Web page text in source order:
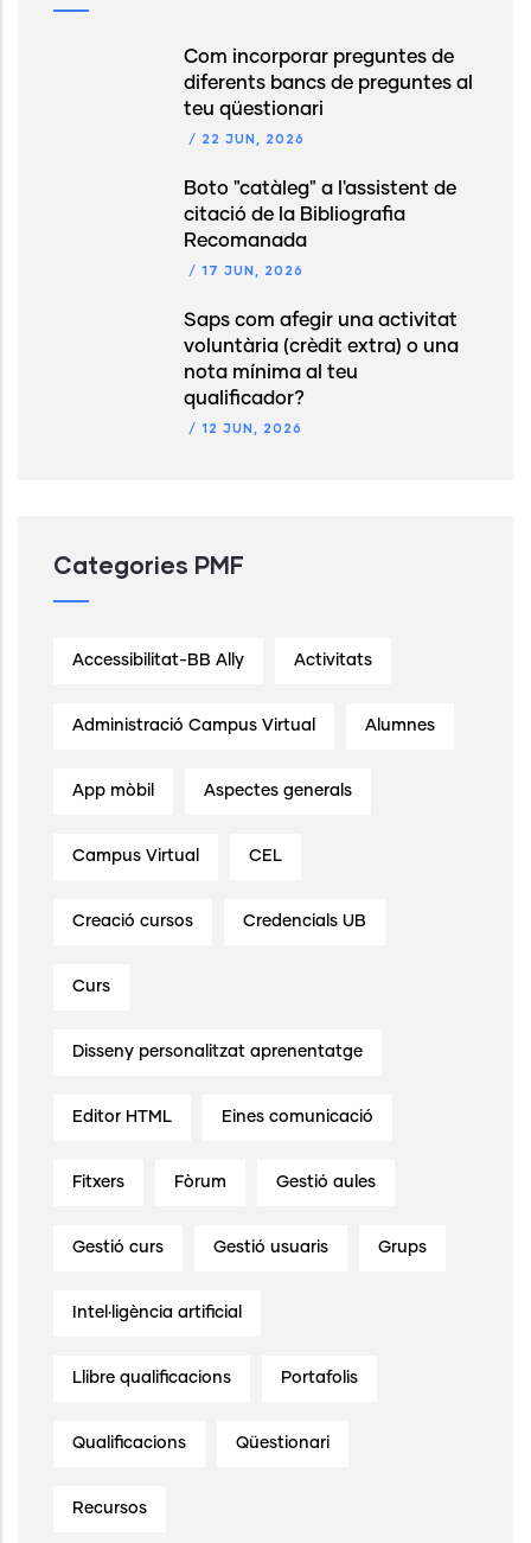
Com incorporar preguntes de
diferents bancs de preguntes al
teu qüestionari
/ 22 JUN, 2026
Boto "catàleg" a l'assistent de
citació de la Bibliografia
Recomanada
/ 17 JUN, 2026
Saps com afegir una activitat
voluntària (crèdit extra) o una
nota mínima al teu
qualificador?
/ 12 JUN, 2026
Categories PMF
Accessibilitat-BB Ally Activitats
Administració Campus Virtual Alumnes
App mòbil Aspectes generals
Campus Virtual CEL
Creació cursos Credencials UB
Curs
Disseny personalitzat aprenentatge
Editor HTML Eines comunicació
Fitxers Fòrum Gestió aules
Gestió curs Gestió usuaris Grups
Intel·ligència artificial
Llibre qualificacions Portafolis
Qualificacions Qüestionari
Recursos